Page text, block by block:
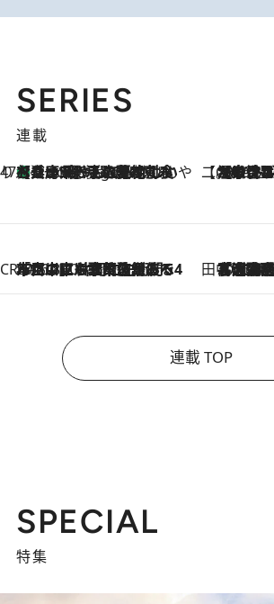
SERIES
連載
47都道府県の手みやげ ひんやりスイーツで夏を満喫
3 Hours Ago
【兵庫県】この夏絶対食べたい 冷やしておいしいおやつ3選 淡路島の恵みをジェラートに集約 【CREA×星野リゾー
2026.8.7
【トンボの足水浴】ヒノキの香りに包
CREA'S CHOICE
2026.8.7
「立川にも歌舞伎があるんだよ」 片岡仁左衛門・市川中車ら豪華座組みで4年目の立川立飛歌舞伎へ 田中稲の
2026.8.7
「湘南乃風に憧れて」観客大盛上がりの“タオル回し”に、ラッパー顔負けの高速歌
連載 TOP
SPECIAL
特集